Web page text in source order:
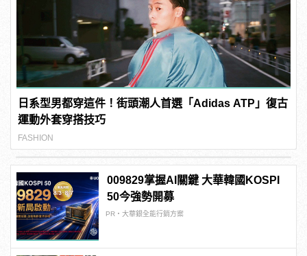
日系型男都穿這件！街頭潮人首選「Adidas ATP」復古
運動外套穿搭技巧
FASHION
009829掌握AI關鍵 大華韓國KOSPI
50今強勢開募
PR・大華銀全能行銷方案